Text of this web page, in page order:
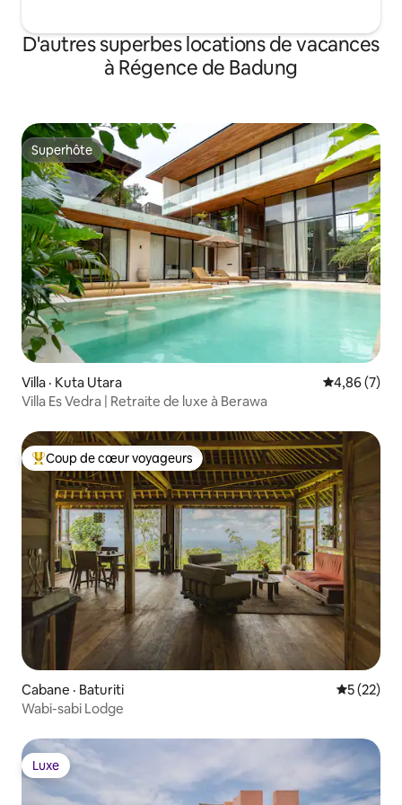
D'autres superbes locations de vacances
à Régence de Badung
Superhôte
Superhôte
Villa · Kuta Utara Note
4,86 (7)
Villa Es Vedra | Retraite de luxe à Berawa
Coup de cœur voyageurs parmi les plus aimés
Coup de cœur voyageurs
Cabane · Baturiti Note
5 (22)
Wabi-sabi Lodge
Luxe
Luxe